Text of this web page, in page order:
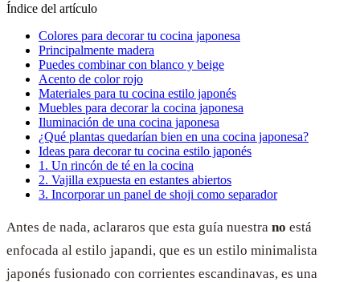
Índice del artículo
Colores para decorar tu cocina japonesa
Principalmente madera
Puedes combinar con blanco y beige
Acento de color rojo
Materiales para tu cocina estilo japonés
Muebles para decorar la cocina japonesa
Iluminación de una cocina japonesa
¿Qué plantas quedarían bien en una cocina japonesa?
Ideas para decorar tu cocina estilo japonés
1. Un rincón de té en la cocina
2. Vajilla expuesta en estantes abiertos
3. Incorporar un panel de shoji como separador
Antes de nada, aclararos que esta guía nuestra no está
enfocada al estilo japandi, que es un estilo minimalista
japonés fusionado con corrientes escandinavas, es una